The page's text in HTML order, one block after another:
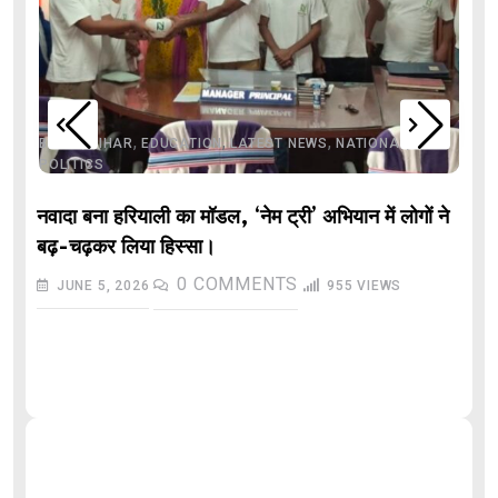
BIHAR,BIHAR, EDUCATION,LATEST NEWS,NATIONAL
POLITICS
नवादा बना हरियाली का मॉडल, ‘नेम ट्री’ अभियान में लोगों ने
बढ़-चढ़कर लिया हिस्सा।
JUNE 5, 2026 0 COMMENTS 955 VIEWS